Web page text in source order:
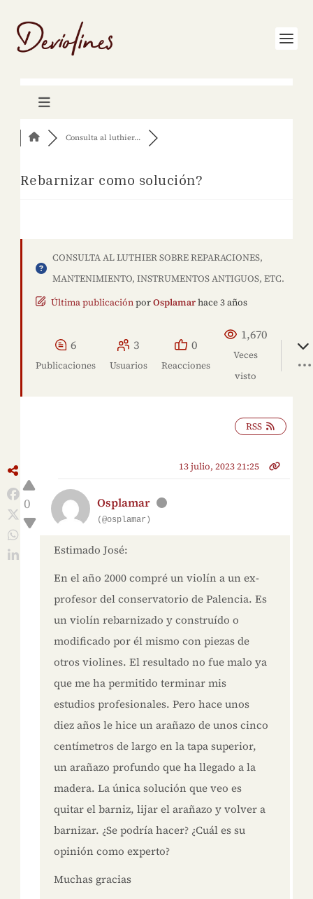
Consulta al luthier...
Rebarnizar como solución?
CONSULTA AL LUTHIER SOBRE REPARACIONES,
MANTENIMIENTO, INSTRUMENTOS ANTIGUOS, ETC.
Última publicaciónporOsplamarhace 3 años
6
Publicaciones
3
Usuarios
0
Reacciones
1,670
Veces
visto
RSS
0
13 julio, 2023 21:25
Osplamar
(@osplamar)
Estimado José:
En el año 2000 compré un violín a un ex-
profesor del conservatorio de Palencia. Es
un violín rebarnizado y construído o
modificado por él mismo con piezas de
otros violines. El resultado no fue malo ya
que me ha permitido terminar mis
estudios profesionales. Pero hace unos
diez años le hice un arañazo de unos cinco
centímetros de largo en la tapa superior,
un arañazo profundo que ha llegado a la
madera. La única solución que veo es
quitar el barniz, lijar el arañazo y volver a
barnizar. ¿Se podría hacer? ¿Cuál es su
opinión como experto?
Muchas gracias